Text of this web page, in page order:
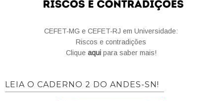
CEFET-MG e CEFET-RJ em Universidade:
Riscos e contradições
Clique aquipara saber mais!
LEIA O CADERNO 2 DO ANDES-SN!